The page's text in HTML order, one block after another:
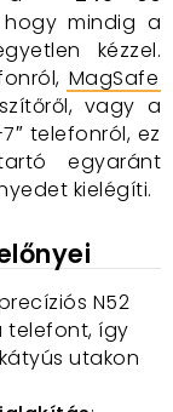
mindig a
kézzel.
MagSafe
vagy a
telefonról, ez
egyaránt
kielégíti.
N52
telefont, így
utakon